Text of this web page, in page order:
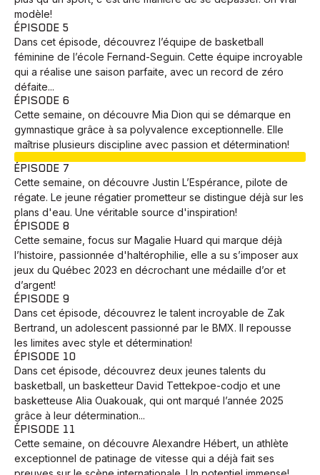
modèle!
ÉPISODE 5
Dans cet épisode, découvrez l’équipe de basketball
féminine de l’école Fernand-Seguin. Cette équipe incroyable
qui a réalise une saison parfaite, avec un record de zéro
défaite...
ÉPISODE 6
Cette semaine, on découvre Mia Dion qui se démarque en
gymnastique grâce à sa polyvalence exceptionnelle. Elle
maîtrise plusieurs discipline avec passion et détermination!
ÉPISODE 7
Cette semaine, on découvre Justin L’Espérance, pilote de
régate. Le jeune régatier prometteur se distingue déjà sur les
plans d'eau. Une véritable source d'inspiration!
ÉPISODE 8
Cette semaine, focus sur Magalie Huard qui marque déjà
l’histoire, passionnée d'haltérophilie, elle a su s’imposer aux
jeux du Québec 2023 en décrochant une médaille d’or et
d’argent!
ÉPISODE 9
Dans cet épisode, découvrez le talent incroyable de Zak
Bertrand, un adolescent passionné par le BMX. Il repousse
les limites avec style et détermination!
ÉPISODE 10
Dans cet épisode, découvrez deux jeunes talents du
basketball, un basketteur David Tettekpoe-codjo et une
basketteuse Alia Ouakouak, qui ont marqué l’année 2025
grâce à leur détermination...
ÉPISODE 11
Cette semaine, on découvre Alexandre Hébert, un athlète
exceptionnel de patinage de vitesse qui a déjà fait ses